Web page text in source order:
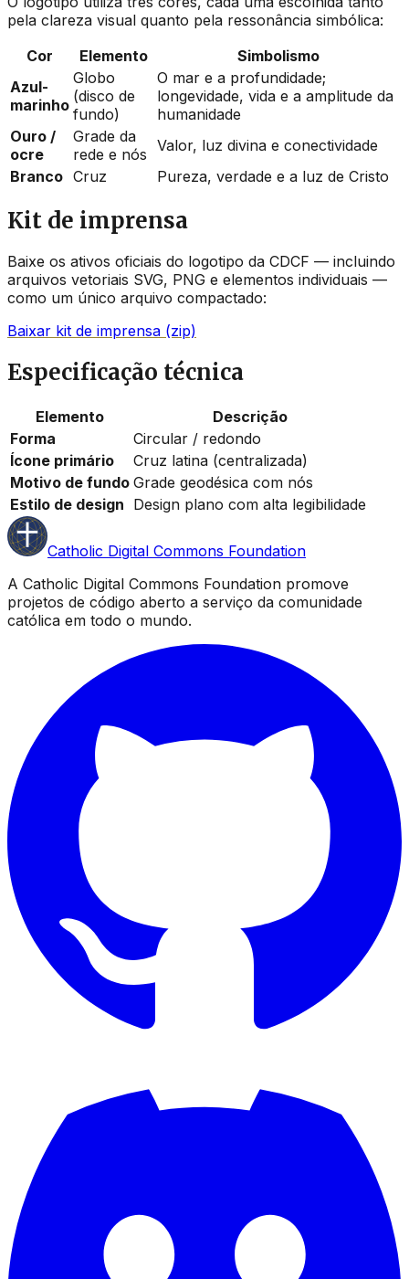
pela clareza visual quanto pela ressonância simbólica:
Cor
Elemento
Simbolismo
Azul-
marinho
Globo
(disco de
fundo)
O mar e a profundidade;
longevidade, vida e a amplitude da
humanidade
Ouro /
ocre
Grade da
rede e nós Valor, luz divina e conectividade
Branco Cruz Pureza, verdade e a luz de Cristo
Kit de imprensa
Baixe os ativos oficiais do logotipo da CDCF — incluindo
arquivos vetoriais SVG, PNG e elementos individuais —
como um único arquivo compactado:
Baixar kit de imprensa (zip)
Especificação técnica
Elemento
Descrição
Forma
Circular / redondo
Ícone primário
Cruz latina (centralizada)
Motivo de fundo Grade geodésica com nós
Estilo de design Design plano com alta legibilidade
Catholic Digital Commons Foundation
A Catholic Digital Commons Foundation promove
projetos de código aberto a serviço da comunidade
católica em todo o mundo.